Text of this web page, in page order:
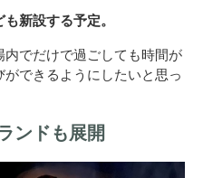
新設する予定。
でだけで過ごしても時間が
できるようにしたいと思っ
ンドも展開